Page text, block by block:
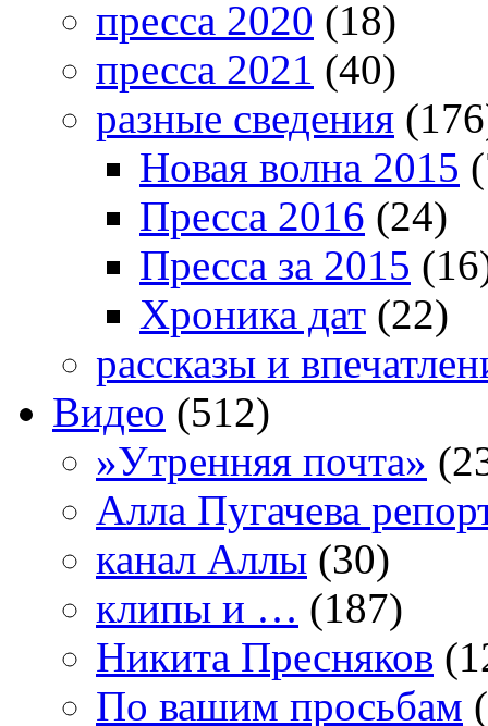
пресса 2020 (18)
пресса 2021 (40)
разные сведения
Новая волна 2015
Пресса 2016 (24)
Пресса за 2015
Хроника дат (22)
рассказы и
Видео (512)
»Утренняя почта»
Алла Пугачева
канал Аллы (30)
клипы и … (187)
Никита Пресняков
По вашим просьбам